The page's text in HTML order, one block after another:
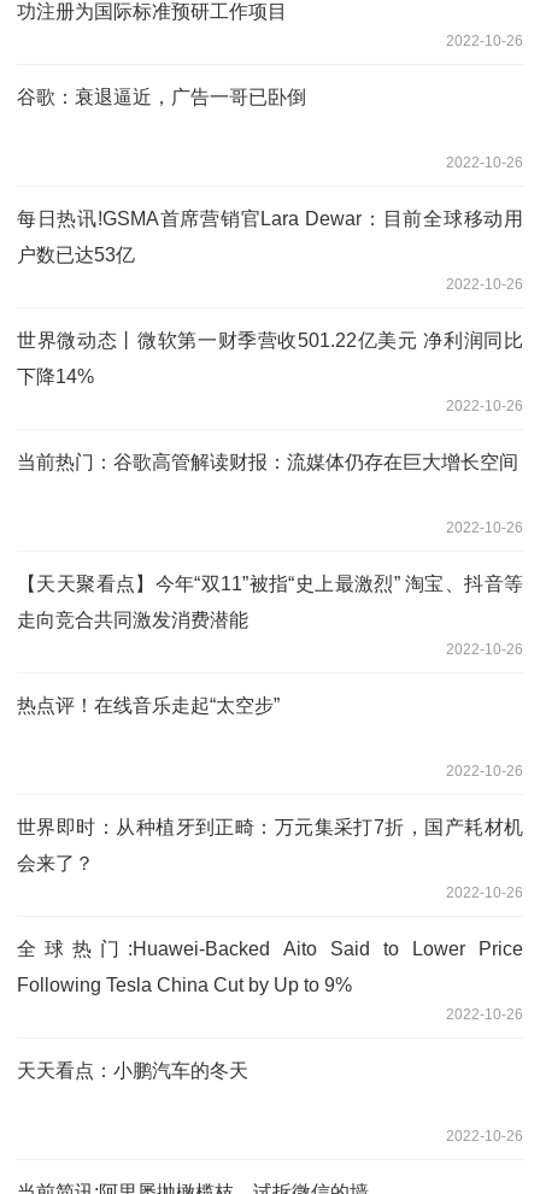
功注册为国际标准预研工作项目
2022-10-26
谷歌：衰退逼近，广告一哥已卧倒
2022-10-26
每日热讯!GSMA首席营销官Lara Dewar：目前全球移动用
户数已达53亿
2022-10-26
世界微动态丨微软第一财季营收501.22亿美元 净利润同比
下降14%
2022-10-26
当前热门：谷歌高管解读财报：流媒体仍存在巨大增长空间
2022-10-26
【天天聚看点】今年“双11”被指“史上最激烈” 淘宝、抖音等
走向竞合共同激发消费潜能
2022-10-26
热点评！在线音乐走起“太空步”
2022-10-26
世界即时：从种植牙到正畸：万元集采打7折，国产耗材机
会来了？
2022-10-26
全球热门:Huawei-Backed Aito Said to Lower Price
Following Tesla China Cut by Up to 9%
2022-10-26
天天看点：小鹏汽车的冬天
2022-10-26